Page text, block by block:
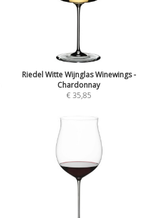
Riedel Witte Wijnglas Winewings -
Chardonnay
€35,85